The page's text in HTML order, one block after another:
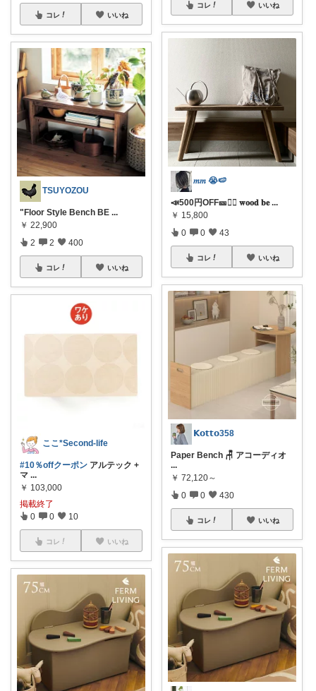
コレ いいね
TSUYOZOU
"Floor Style Bench BE ...
￥ 22,900
2 2 400
コレ いいね
ここ*Second-life
#10％offクーポン アルテック +
マ ...
￥ 103,000
掲載終了
0 0 10
コレ いいね
コレ いいね
𝑚𝑚 😭🍉
📣500円OFF🎫❤️‍🔥 𝐰𝐨𝐨𝐝 𝐛𝐞 ...
￥ 15,800
0 0 43
コレ いいね
𝗞𝗼𝘁𝘁𝗼358
Paper Bench 🪑 アコーディオ
...
￥ 72,120～
0 0 430
コレ いいね